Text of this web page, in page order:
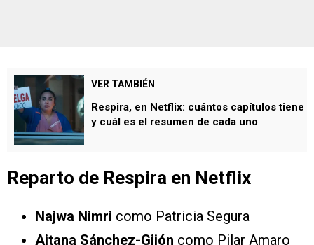
VER TAMBIÉN
Respira, en Netflix: cuántos capítulos tiene
y cuál es el resumen de cada uno
Reparto de Respira en Netflix
Najwa Nimri como Patricia Segura
Aitana Sánchez-Gijón como Pilar Amaro